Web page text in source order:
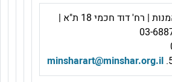
מנשר לאמנות | רח' דוד חכמי 18 ת"א |
minsharart@minshar.org.il